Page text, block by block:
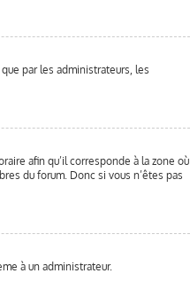
par les administrateurs, les
afin qu’il corresponde à la zone où
du forum. Donc si vous n’êtes pas
à un administrateur.